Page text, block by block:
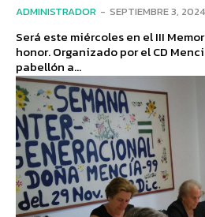
ADMINISTRADOR - SEPTIEMBRE 3, 2024
Será este miércoles en el III
honor. Organizado por el CD
pabellón a...